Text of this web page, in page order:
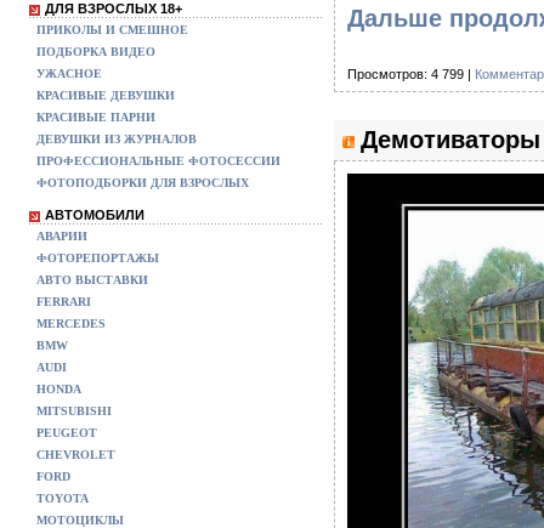
ДЛЯ ВЗРОСЛЫХ 18+
ПРИКОЛЫ И СМЕШНОЕ
ПОДБОРКА ВИДЕО
УЖАСНОЕ
КРАСИВЫЕ ДЕВУШКИ
КРАСИВЫЕ ПАРНИ
ДЕВУШКИ ИЗ ЖУРНАЛОВ
ПРОФЕССИОНАЛЬНЫЕ ФОТОСЕССИИ
ФОТОПОДБОРКИ ДЛЯ ВЗРОСЛЫХ
АВТОМОБИЛИ
АВАРИИ
ФОТОРЕПОРТАЖЫ
АВТО ВЫСТАВКИ
FERRARI
MERCEDES
BMW
AUDI
HONDA
MITSUBISHI
PEUGEOT
CHEVROLET
FORD
TOYOTA
МОТОЦИКЛЫ
Дальше
Просмотров: 4 799 |